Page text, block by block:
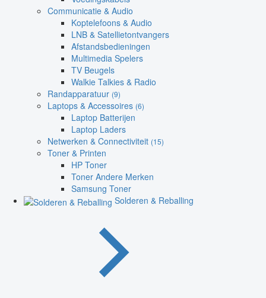
Communicatie & Audio
Koptelefoons & Audio
LNB & Satellietontvangers
Afstandsbedieningen
Multimedia Spelers
TV Beugels
Walkie Talkies & Radio
Randapparatuur (9)
Laptops & Accessoires (6)
Laptop Batterijen
Laptop Laders
Netwerken & Connectiviteit (15)
Toner & Printen
HP Toner
Toner Andere Merken
Samsung Toner
Solderen & Reballing